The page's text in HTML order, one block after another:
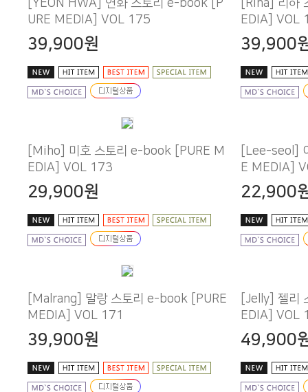
URE MEDIA] VOL 175
39,900원
EDIA] VOL
39,900
EDIA] VOL 173
29,900원
E MEDIA]
22,900
MEDIA] VOL 171
39,900원
EDIA] VOL
49,900